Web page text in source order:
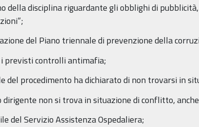
della disciplina riguardante gli obblighi di
del Piano triennale di prevenzione della
previsti controlli antimafia;
del procedimento ha dichiarato di non trovarsi in
non si trova in situazione di conflitto,
del Servizio Assistenza Ospedaliera;